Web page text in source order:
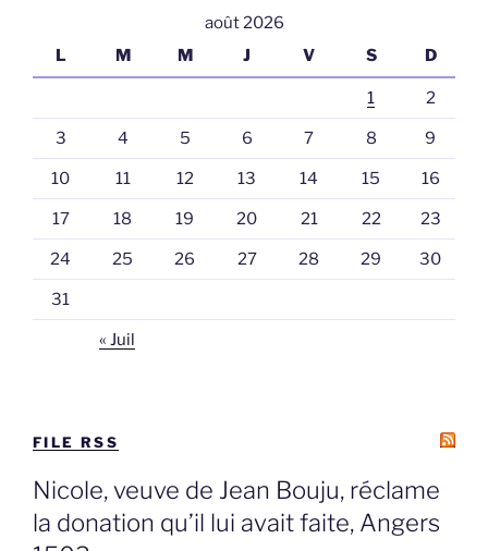
août 2026
L
M M J V S D
1 2
3 4 5 6 7 8 9
10 11 12 13 14 15 16
17 18 19 20 21 22 23
24 25 26 27 28 29 30
31
« Juil
FILE RSS
Nicole, veuve de Jean Bouju, réclame
la donation qu’il lui avait faite, Angers